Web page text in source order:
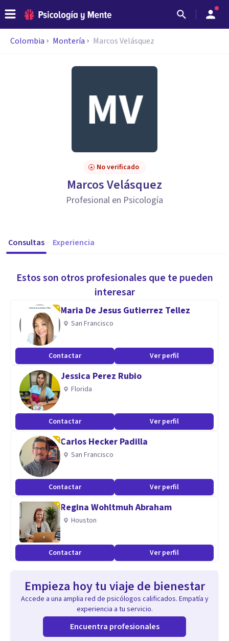
Colombia Montería Marcos Velásquez
No verificado
Marcos Velásquez
Profesional en Psicología
Consultas Experiencia
Estos son otros profesionales que te pueden
interesar
Maria De Jesus Gutierrez Tellez
San Francisco
Contactar Ver perfil
Jessica Perez Rubio
Florida
Contactar Ver perfil
Carlos Hecker Padilla
San Francisco
Contactar Ver perfil
Regina Wohltmuh Abraham
Houston
Contactar Ver perfil
Empieza hoy tu viaje de bienestar
Accede a una amplia red de psicólogos calificados. Empatía y
experiencia a tu servicio.
Encuentra profesionales